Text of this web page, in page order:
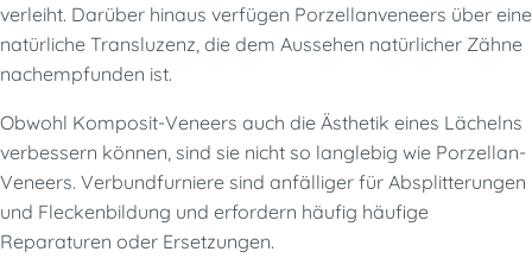
verleiht. Darüber hinaus verfügen Porzellanveneers über eine
natürliche Transluzenz, die dem Aussehen natürlicher Zähne
nachempfunden ist.
Obwohl Komposit-Veneers auch die Ästhetik eines Lächelns
verbessern können, sind sie nicht so langlebig wie Porzellan-
Veneers. Verbundfurniere sind anfälliger für Absplitterungen
und Fleckenbildung und erfordern häufig häufige
Reparaturen oder Ersetzungen.